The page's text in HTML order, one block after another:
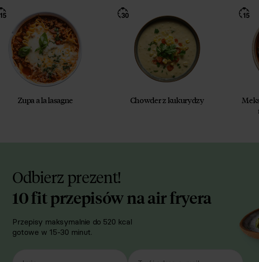
Zupa a la lasagne Chowder z kukurydzy
Odbierz prezent!
10 fit przepisów na air fryera
Przepisy maksymalnie do 520 kcal
gotowe w 15-30 minut.